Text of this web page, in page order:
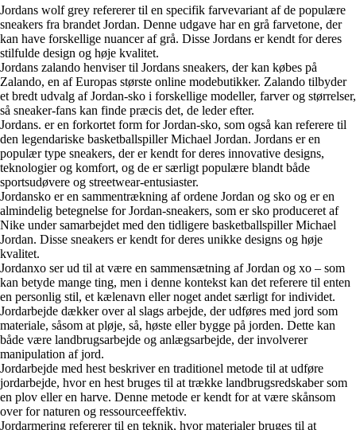
Jordans wolf grey refererer til en specifik farvevariant af de populære
sneakers fra brandet Jordan. Denne udgave har en grå farvetone, der
kan have forskellige nuancer af grå. Disse Jordans er kendt for deres
stilfulde design og høje kvalitet.
Jordans zalando henviser til Jordans sneakers, der kan købes på
Zalando, en af Europas største online modebutikker. Zalando tilbyder
et bredt udvalg af Jordan-sko i forskellige modeller, farver og størrelser,
så sneaker-fans kan finde præcis det, de leder efter.
Jordans. er en forkortet form for Jordan-sko, som også kan referere til
den legendariske basketballspiller Michael Jordan. Jordans er en
populær type sneakers, der er kendt for deres innovative designs,
teknologier og komfort, og de er særligt populære blandt både
sportsudøvere og streetwear-entusiaster.
Jordansko er en sammentrækning af ordene Jordan og sko og er en
almindelig betegnelse for Jordan-sneakers, som er sko produceret af
Nike under samarbejdet med den tidligere basketballspiller Michael
Jordan. Disse sneakers er kendt for deres unikke designs og høje
kvalitet.
Jordanxo ser ud til at være en sammensætning af Jordan og xo – som
kan betyde mange ting, men i denne kontekst kan det referere til enten
en personlig stil, et kælenavn eller noget andet særligt for individet.
Jordarbejde dækker over al slags arbejde, der udføres med jord som
materiale, såsom at pløje, så, høste eller bygge på jorden. Dette kan
både være landbrugsarbejde og anlægsarbejde, der involverer
manipulation af jord.
Jordarbejde med hest beskriver en traditionel metode til at udføre
jordarbejde, hvor en hest bruges til at trække landbrugsredskaber som
en plov eller en harve. Denne metode er kendt for at være skånsom
over for naturen og ressourceeffektiv.
Jordarmering refererer til en teknik, hvor materialer bruges til at